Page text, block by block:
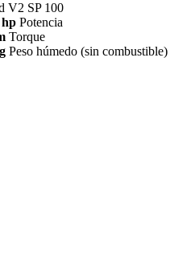
V2 SP 100
hp Potencia
Torque
Peso húmedo (sin combustible)